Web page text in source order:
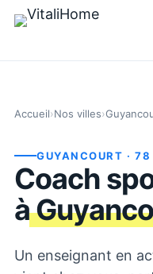
Accueil›Nos villes›
GUYANCOURT · 78
Coach
à
Un enseignant en